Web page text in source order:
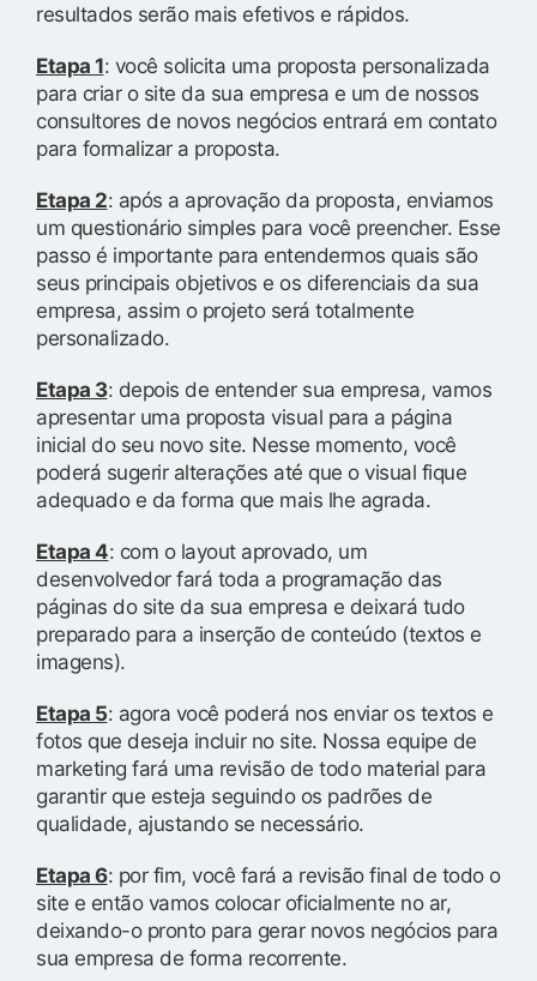
resultados serão mais efetivos e rápidos.
Etapa 1: você solicita uma proposta personalizada
para criar o site da sua empresa e um de nossos
consultores de novos negócios entrará em contato
para formalizar a proposta.
Etapa 2: após a aprovação da proposta, enviamos
um questionário simples para você preencher. Esse
passo é importante para entendermos quais são
seus principais objetivos e os diferenciais da sua
empresa, assim o projeto será totalmente
personalizado.
Etapa 3: depois de entender sua empresa, vamos
apresentar uma proposta visual para a página
inicial do seu novo site. Nesse momento, você
poderá sugerir alterações até que o visual fique
adequado e da forma que mais lhe agrada.
Etapa 4: com o layout aprovado, um
desenvolvedor fará toda a programação das
páginas do site da sua empresa e deixará tudo
preparado para a inserção de conteúdo (textos e
imagens).
Etapa 5: agora você poderá nos enviar os textos e
fotos que deseja incluir no site. Nossa equipe de
marketing fará uma revisão de todo material para
garantir que esteja seguindo os padrões de
qualidade, ajustando se necessário.
Etapa 6: por fim, você fará a revisão final de todo o
site e então vamos colocar oficialmente no ar,
deixando-o pronto para gerar novos negócios para
sua empresa de forma recorrente.